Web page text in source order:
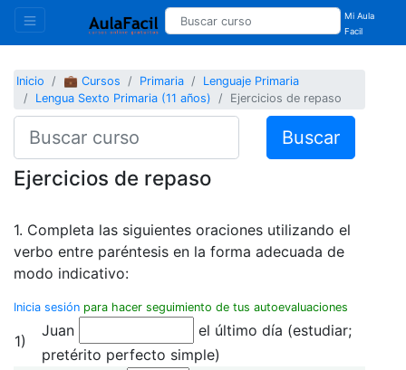
Mi Aula
Facil
Inicio 💼 Cursos Primaria
Lenguaje Primaria
Lengua Sexto Primaria (11 años)
Ejercicios de repaso
Buscar
Ejercicios de repaso
1. Completa las siguientes oraciones utilizando el
verbo entre paréntesis en la forma adecuada de
modo indicativo:
Inicia sesión para hacer seguimiento de tus autoevaluaciones
1)
Juan
el último día (estudiar;
pretérito perfecto simple)